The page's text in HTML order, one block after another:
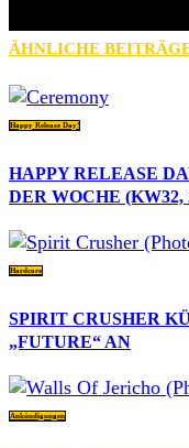
ÄHNLICHE
Happy Release Day!
HAPPY RELEASE
DER WOCHE (KW32,
Hardcore
SPIRIT CRUSHER
„FUTURE“ AN
Ankündigungen